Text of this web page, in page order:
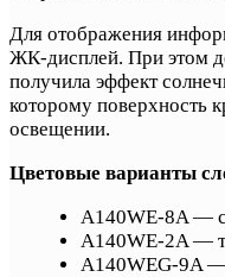
Для отображения
ЖК-дисплей. При этом
получила эффект
которому поверхность
освещении.
Цветовые варианты
A140WE-8A —
A140WE-2A —
A140WEG-9A —